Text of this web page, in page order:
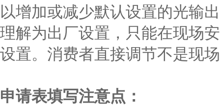
以增加或减少默认设置的光输
理解为出厂设置，只能在现场
设置。消费者直接调节不是现
申请表填写注意点：